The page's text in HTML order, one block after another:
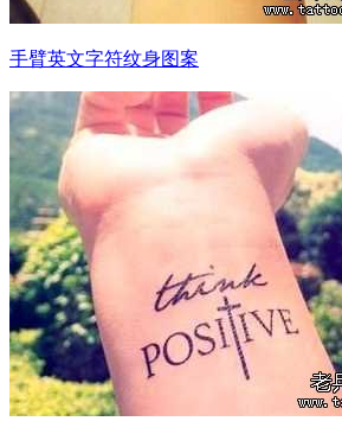
手臂英文字符纹身图案